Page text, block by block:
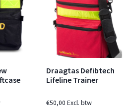
Draagtas Defibtech
Lifeline Trainer
€50,00 Excl. btw